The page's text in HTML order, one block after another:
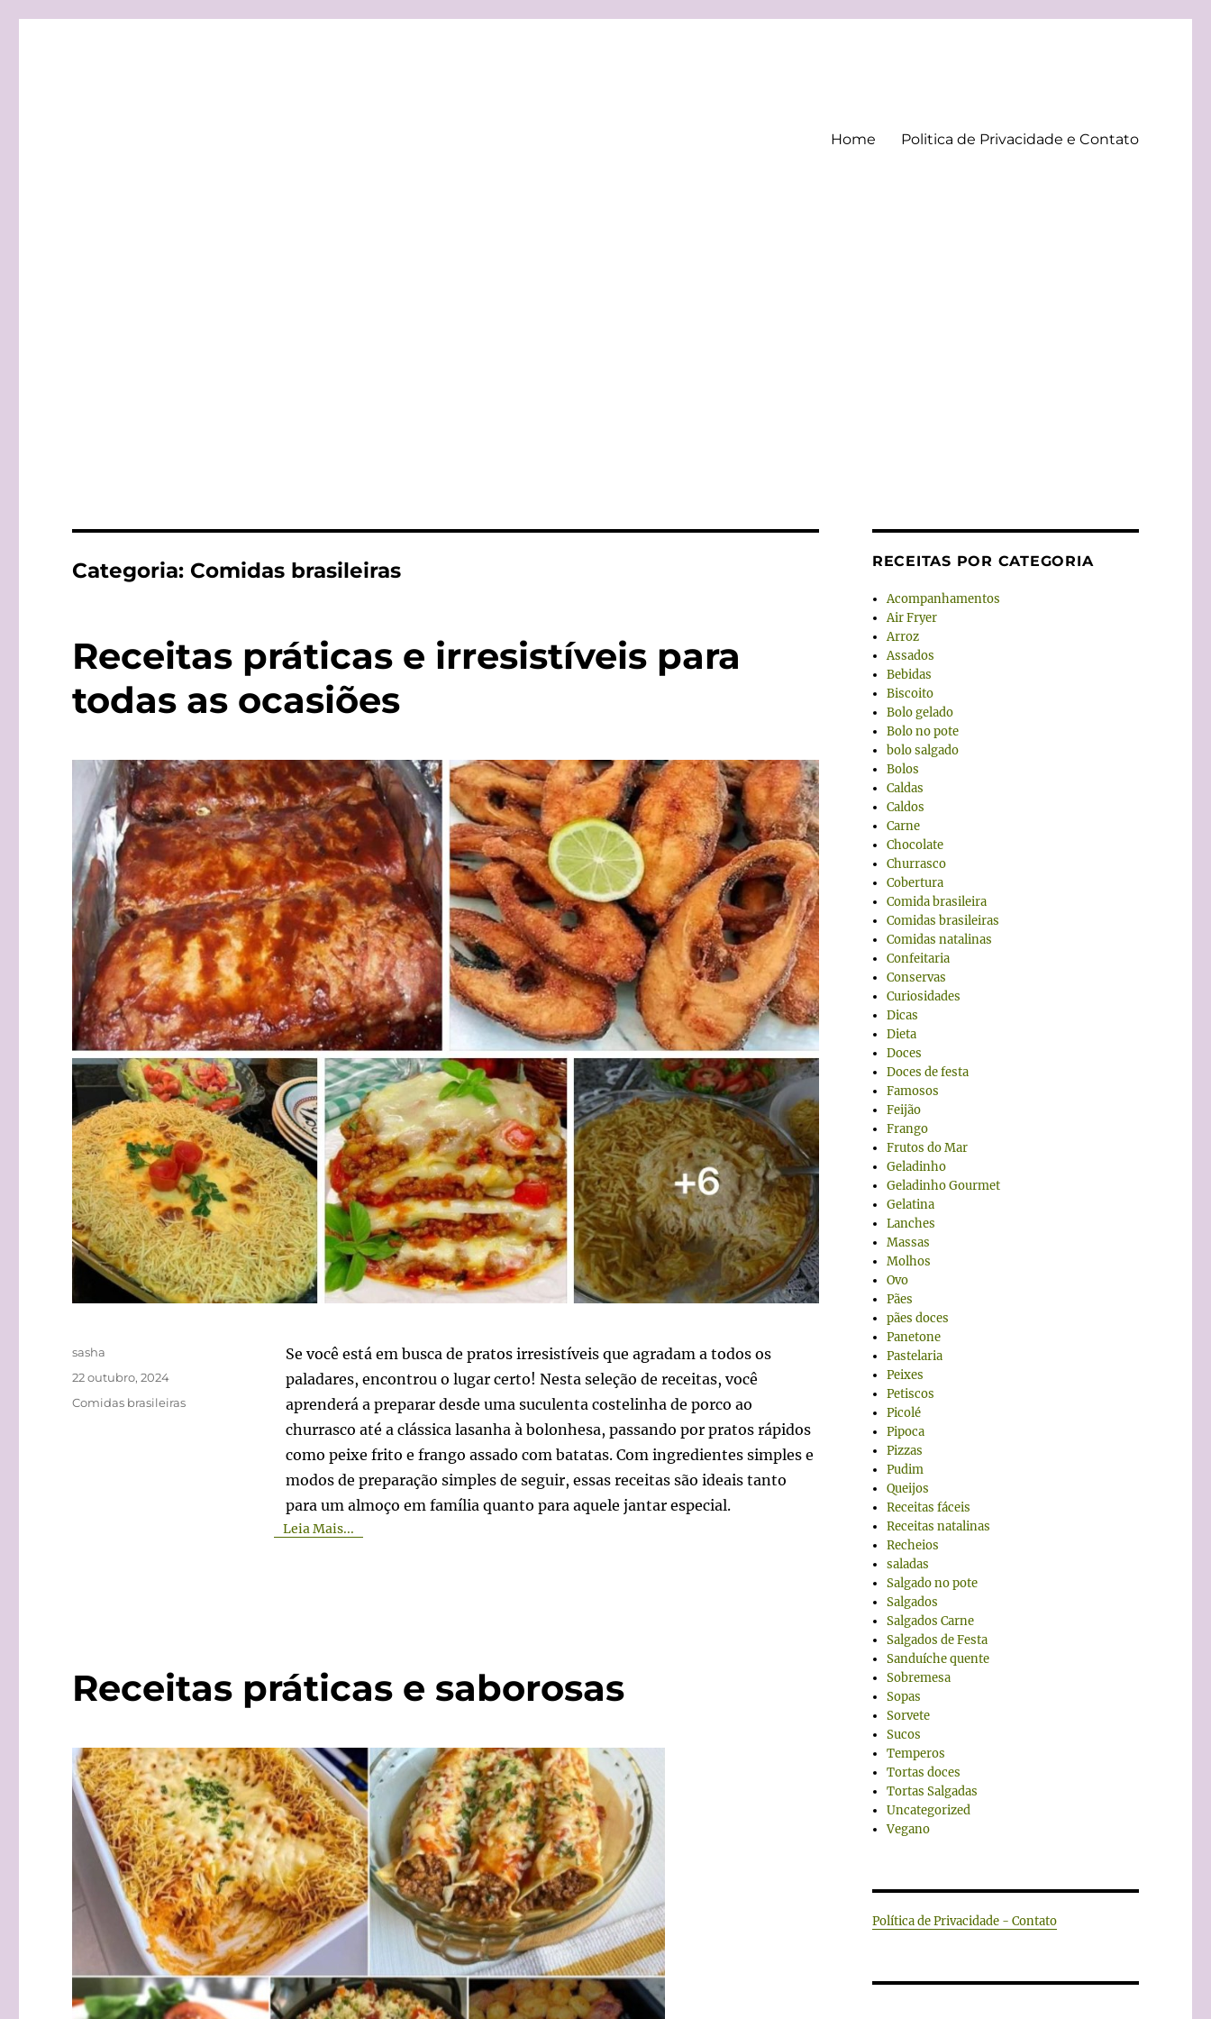
Home Politica de Privacidade e Contato
Categoria: Comidas brasileiras
Receitas práticas e irresistíveis para
todas as ocasiões
Se você está em busca de pratos irresistíveis que agradam a todos os
paladares, encontrou o lugar certo! Nesta seleção de receitas, você
aprenderá a preparar desde uma suculenta costelinha de porco ao
churrasco até a clássica lasanha à bolonhesa, passando por pratos rápidos
como peixe frito e frango assado com batatas. Com ingredientes simples e
modos de preparação simples de seguir, essas receitas são ideais tanto
para um almoço em família quanto para aquele jantar especial.
Leia Mais...
Autor
sasha
Publicado
22 outubro, 2024
Categorias
Comidas brasileiras
Receitas práticas e saborosas
RECEITAS POR CATEGORIA
Acompanhamentos
Air Fryer
Arroz
Assados
Bebidas
Biscoito
Bolo gelado
Bolo no pote
bolo salgado
Bolos
Caldas
Caldos
Carne
Chocolate
Churrasco
Cobertura
Comida brasileira
Comidas brasileiras
Comidas natalinas
Confeitaria
Conservas
Curiosidades
Dicas
Dieta
Doces
Doces de festa
Famosos
Feijão
Frango
Frutos do Mar
Geladinho
Geladinho Gourmet
Gelatina
Lanches
Massas
Molhos
Ovo
Pães
pães doces
Panetone
Pastelaria
Peixes
Petiscos
Picolé
Pipoca
Pizzas
Pudim
Queijos
Receitas fáceis
Receitas natalinas
Recheios
saladas
Salgado no pote
Salgados
Salgados Carne
Salgados de Festa
Sanduíche quente
Sobremesa
Sopas
Sorvete
Sucos
Temperos
Tortas doces
Tortas Salgadas
Uncategorized
Vegano
Política de Privacidade - Contato